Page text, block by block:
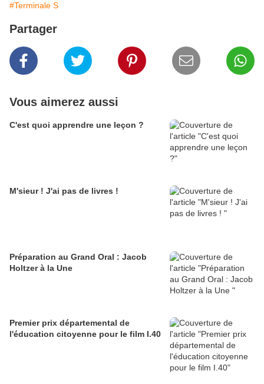
#Terminale S
Partager
Vous aimerez aussi
C'est quoi apprendre une leçon ?
M'sieur ! J'ai pas de livres !
Préparation au Grand Oral : Jacob
Holtzer à la Une
Premier prix départemental de
l'éducation citoyenne pour le film I.40